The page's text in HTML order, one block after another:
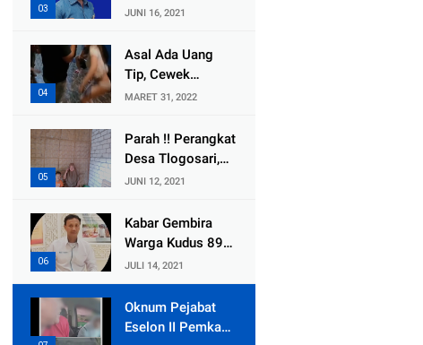
Dana Bedah
Diembat, ,
Perangkat Desa
Selewengkan
Bantuan Mushola
JUNI 16, 2021
Asal Ada Uang
Tip, Cewek
Pemandu Karaoke
Bersedia Bugil
MARET 31, 2022
Parah !! Perangkat
Desa Tlogosari,
Kecamatan
Embat Dana Bedah
Rumah dari
JUNI 12, 2021
Kabar Gembira
Warga Kudus 89
Persen RT di
Kudus Zona Hijau
JULI 14, 2021
Oknum Pejabat
Eselon II Pemkab